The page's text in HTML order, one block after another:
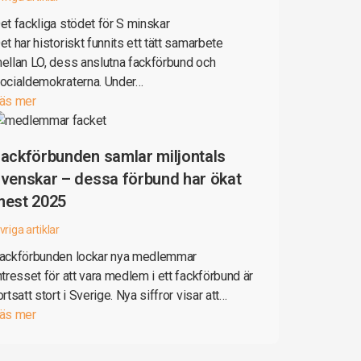
fackliga stödet för S minskar
har historiskt funnits ett tätt samarbete
LO, dess anslutna fackförbund och
Under…
mer
samlar miljontals
– dessa förbund har ökat
2025
artiklar
lockar nya medlemmar
för att vara medlem i ett fackförbund är
stort i Sverige. Nya siffror visar att…
mer